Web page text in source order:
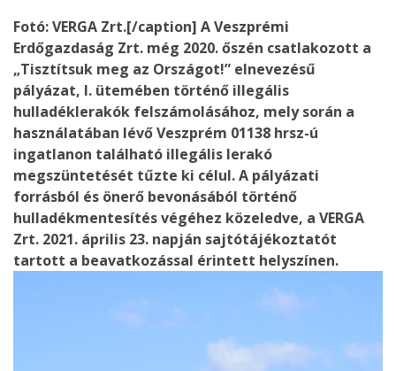
Fotó: VERGA Zrt.[/caption] A Veszprémi
Erdőgazdaság Zrt. még 2020. őszén csatlakozott a
„Tisztítsuk meg az Országot!” elnevezésű
pályázat, I. ütemében történő illegális
hulladéklerakók felszámolásához, mely során a
használatában lévő Veszprém 01138 hrsz-ú
ingatlanon található illegális lerakó
megszüntetését tűzte ki célul. A pályázati
forrásból és önerő bevonásából történő
hulladékmentesítés végéhez közeledve, a VERGA
Zrt. 2021. április 23. napján sajtótájékoztatót
tartott a beavatkozással érintett helyszínen.